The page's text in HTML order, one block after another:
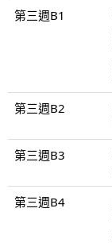
第三週B1
第三週B2
第三週B3
第三週B4